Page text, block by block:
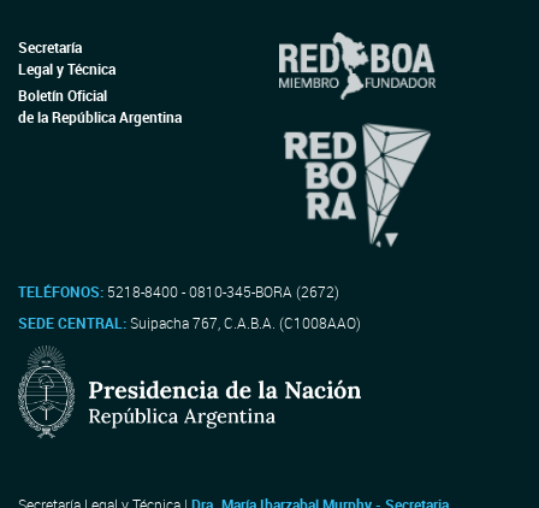
Secretaría
Legal y Técnica
Boletín Oficial
de la República Argentina
TELÉFONOS: 5218-8400 - 0810-345-BORA (2672)
SEDE CENTRAL:Suipacha 767, C.A.B.A. (C1008AAO)